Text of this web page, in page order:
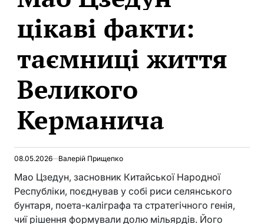
цікаві факти:
таємниці життя
Великого
Керманича
08.05.2026 Валерій Прищепко
Мао Цзедун, засновник Китайської Народної
Республіки, поєднував у собі риси селянського
бунтаря, поета-каліграфа та стратегічного генія,
чиї рішення формували долю мільярдів. Його